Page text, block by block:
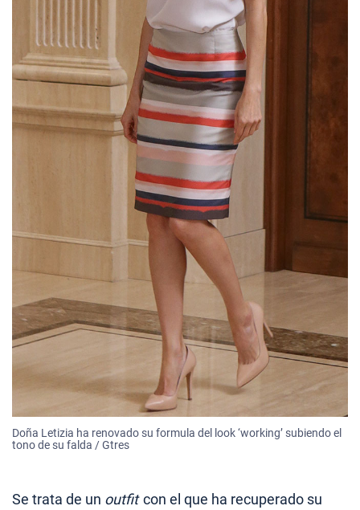
Doña Letizia ha renovado su formula del look ‘working’ subiendo el
tono de su falda / Gtres
Se trata de un outfitcon el que ha recuperado su